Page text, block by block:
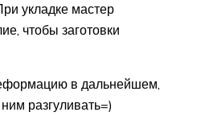
укладке мастер
чтобы заготовки
в дальнейшем,
разгуливать=)